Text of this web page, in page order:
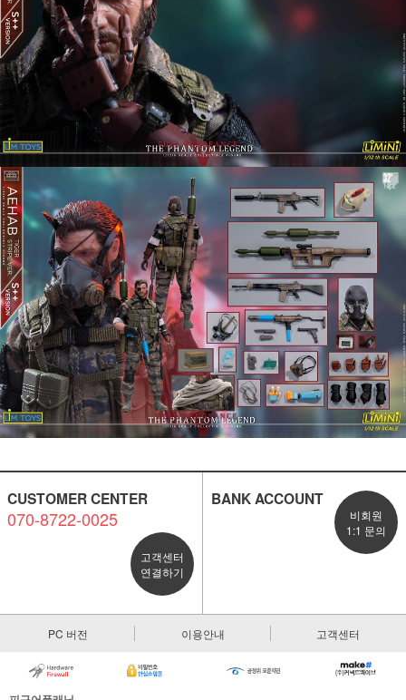
CUSTOMER CENTER
070-8722-0025
고객센터
연결하기
BANK ACCOUNT
비회원
1:1 문의
PC 버전 이용안내 고객센터